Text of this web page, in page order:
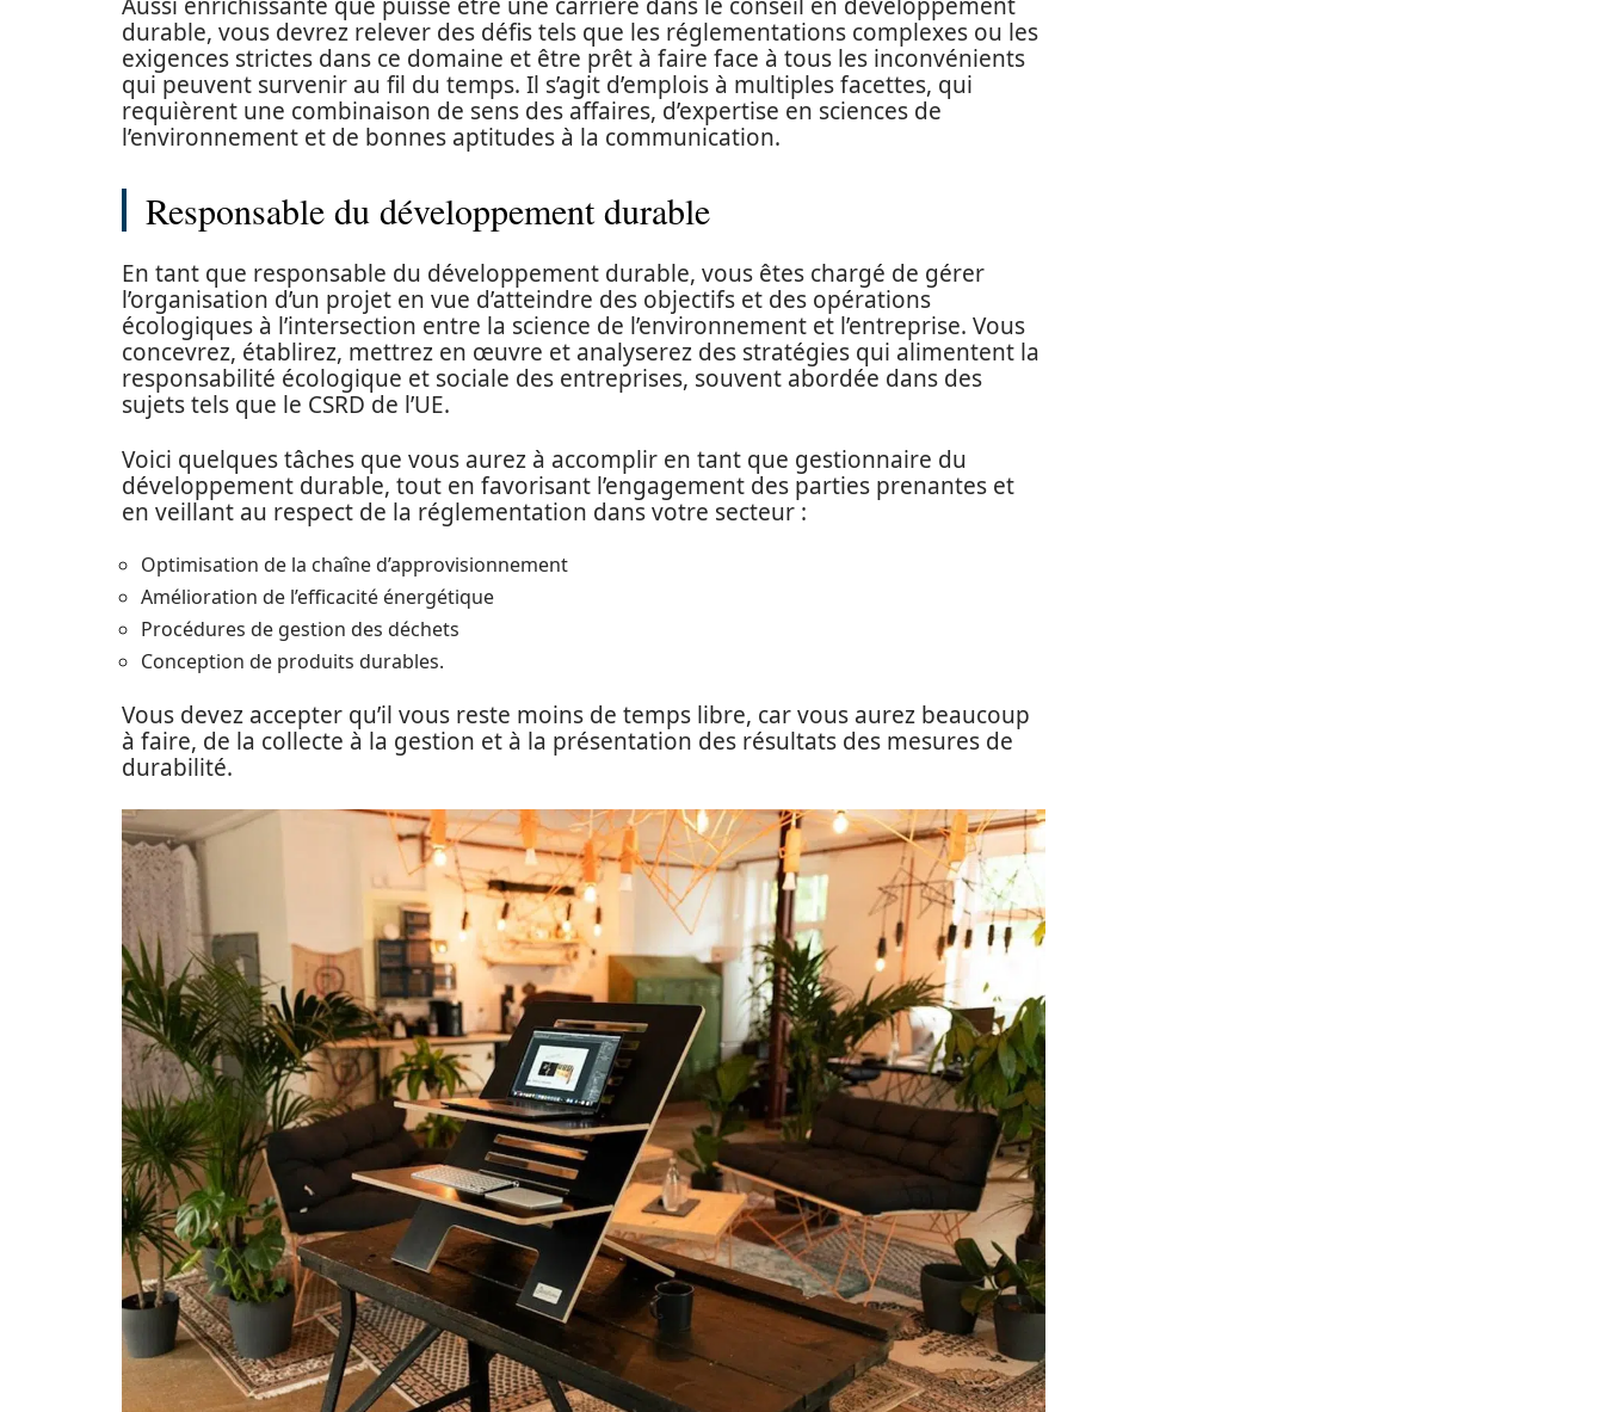
durable, vous devrez relever des défis tels que les réglementations complexes ou les
exigences strictes dans ce domaine et être prêt à faire face à tous les inconvénients
qui peuvent survenir au fil du temps. Il s’agit d’emplois à multiples facettes, qui
requièrent une combinaison de sens des affaires, d’expertise en sciences de
l’environnement et de bonnes aptitudes à la communication.
Responsable du développement durable
En tant que responsable du développement durable, vous êtes chargé de gérer
l’organisation d’un projet en vue d’atteindre des objectifs et des opérations
écologiques à l’intersection entre la science de l’environnement et l’entreprise. Vous
concevrez, établirez, mettrez en œuvre et analyserez des stratégies qui alimentent la
responsabilité écologique et sociale des entreprises, souvent abordée dans des
sujets tels que le CSRD de l’UE.
Voici quelques tâches que vous aurez à accomplir en tant que gestionnaire du
développement durable, tout en favorisant l’engagement des parties prenantes et
en veillant au respect de la réglementation dans votre secteur :
Optimisation de la chaîne d’approvisionnement
Amélioration de l’efficacité énergétique
Procédures de gestion des déchets
Conception de produits durables.
Vous devez accepter qu’il vous reste moins de temps libre, car vous aurez beaucoup
à faire, de la collecte à la gestion et à la présentation des résultats des mesures de
durabilité.